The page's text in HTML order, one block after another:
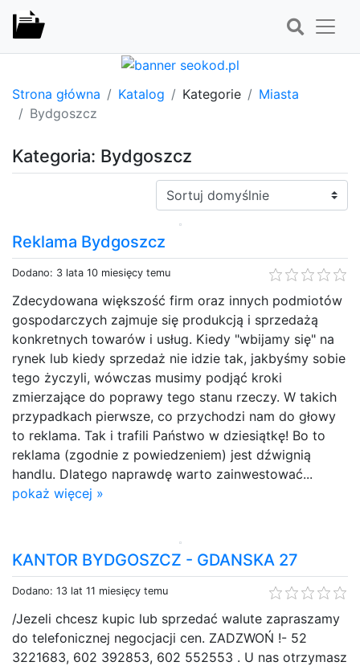
Strona główna Katalog Kategorie
Miasta
Bydgoszcz
Kategoria: Bydgoszcz
Sortuj:
Reklama Bydgoszcz
Dodano: 3 lata 10 miesięcy temu
Zdecydowana większość firm oraz innych podmiotów
gospodarczych zajmuje się produkcją i sprzedażą
konkretnych towarów i usług. Kiedy "wbijamy się" na
rynek lub kiedy sprzedaż nie idzie tak, jakbyśmy sobie
tego życzyli, wówczas musimy podjąć kroki
zmierzające do poprawy tego stanu rzeczy. W takich
przypadkach pierwsze, co przychodzi nam do głowy
to reklama. Tak i trafili Państwo w dziesiątkę! Bo to
reklama (zgodnie z powiedzeniem) jest dźwignią
handlu. Dlatego naprawdę warto zainwestować...
pokaż więcej »
KANTOR BYDGOSZCZ - GDANSKA 27
Dodano: 13 lat 11 miesięcy temu
/Jezeli chcesz kupic lub sprzedać walute zapraszamy
do telefonicznej negocjacji cen. ZADZWOŃ !- 52
3221683, 602 392853, 602 552553 . U nas otrzymasz